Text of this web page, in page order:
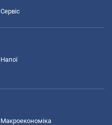
Сервіс
Напої
Макроекономіка